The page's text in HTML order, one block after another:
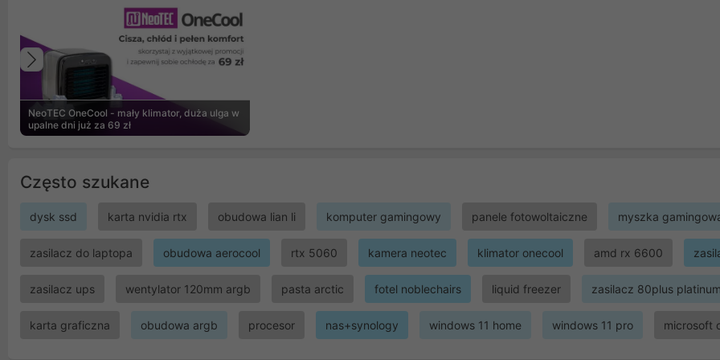
NeoTEC OneCool - mały klimator, duża ulga w
upalne dni już za 69 zł
Poprzedni
Często szukane
dysk ssd karta nvidia rtx obudowa lian li komputer gamingowy panele fotowoltaiczne myszka
zasilacz do laptopa obudowa aerocool rtx 5060 kamera neotec klimator onecool amd rx 6600
zasilacz ups wentylator 120mm argb pasta arctic fotel noblechairs liquid freezer zasilacz 80plus platinum
karta graficzna obudowa argb procesor nas+synology windows 11 home windows 11 pro microsoft